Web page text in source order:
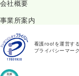
会社概要
事業所案内
看護roo!を運営す
プライバシーマー